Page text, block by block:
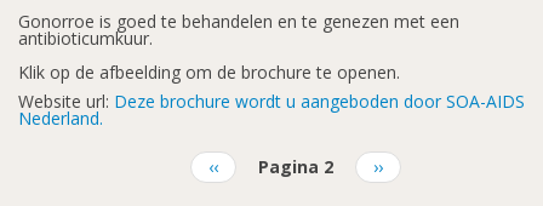
Gonorroe is goed te behandelen en te genezen met een
antibioticumkuur.
Klik op de afbeelding om de brochure te openen.
Website url: Deze brochure wordt u aangeboden door SOA-AIDS
Nederland.
Vorige
pagina
‹‹ Pagina 2 Volgende
pagina
››